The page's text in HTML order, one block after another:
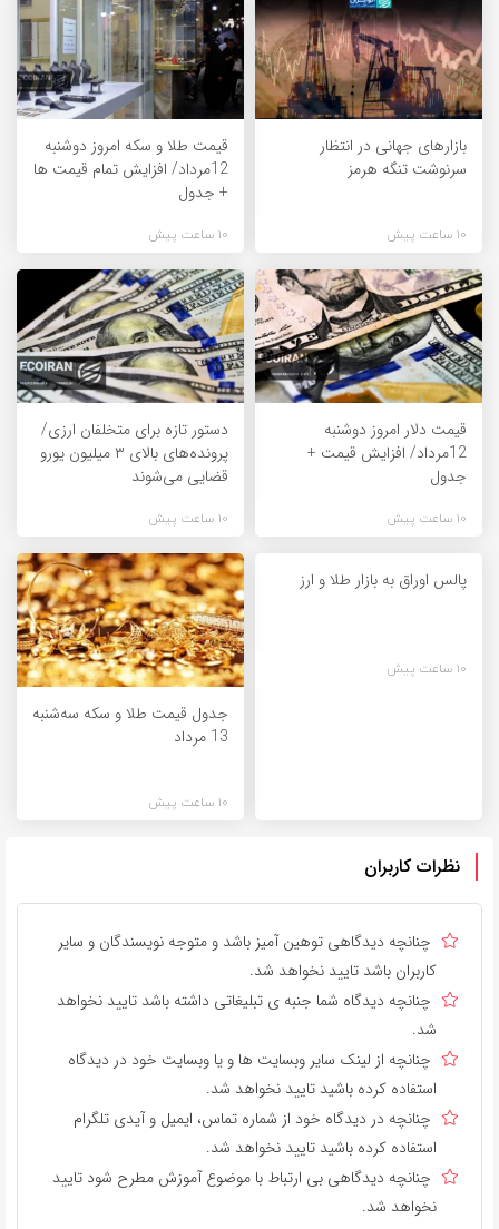
بازارهای جهانی در انتظار
سرنوشت تنگه هرمز
10 ساعت پیش
قیمت طلا و سکه امروز دوشنبه
12مرداد/ افزایش تمام قیمت ها
+ جدول
10 ساعت پیش
قیمت دلار امروز دوشنبه
12مرداد/ افزایش قیمت +
جدول
10 ساعت پیش
دستور تازه برای متخلفان ارزی/
پرونده‌های بالای ۳ میلیون یورو
قضایی می‌شوند
10 ساعت پیش
پالس اوراق به بازار طلا و ارز
10 ساعت پیش
جدول قیمت طلا و سکه سه‌شنبه
13 مرداد
10 ساعت پیش
نظرات کاربران
چنانچه دیدگاهی توهین آمیز باشد و متوجه نویسندگان و سایر
کاربران باشد تایید نخواهد شد.
چنانچه دیدگاه شما جنبه ی تبلیغاتی داشته باشد تایید نخواهد
شد.
چنانچه از لینک سایر وبسایت ها و یا وبسایت خود در دیدگاه
استفاده کرده باشید تایید نخواهد شد.
چنانچه در دیدگاه خود از شماره تماس، ایمیل و آیدی تلگرام
استفاده کرده باشید تایید نخواهد شد.
چنانچه دیدگاهی بی ارتباط با موضوع آموزش مطرح شود تایید
نخواهد شد.